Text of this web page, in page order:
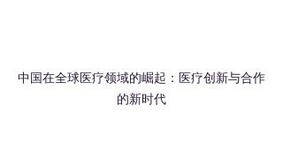
中国在全球医疗领域的崛起：医疗创新与合作
的新时代